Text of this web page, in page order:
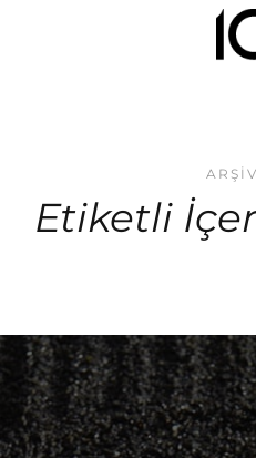
Etiketli